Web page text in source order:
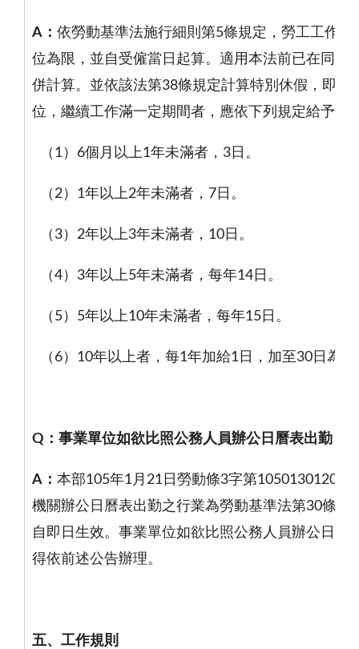
A ： 依勞動基準法施行細則第5條規定，勞工工作年
位為限，並自受僱當日起算。適用本法前已在同一
併計算。並依該法第38條規定計算特別休假，即勞
位，繼續工作滿一定期間者，應依下列規定給予特
（ 1） 6個月以上1年未滿者， 3 日。
（2） 1年以上2年未滿者， 7 日。
（ 3） 2年以上3年未滿者， 10 日。
（4） 3年以上5年未滿者，每年14 日。
（ 5） 5年以上10年未滿者，每年15 日。
（ 6） 10年以上者，每1年加給1 日，加至30 日為
Q ：事業單位如欲比照公務人員辦公日曆表出勤，
A ： 本部105年1月 21 日勞動條3字第1050130120
機關辦公日曆表出勤之行業為勞動基準法第30條之
自即日生效。事業單位如欲比照公務人員辦公日曆
得依前述公告辦理。
五、工作規則